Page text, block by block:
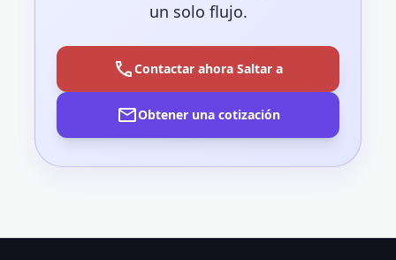
un solo flujo.
callContactar ahora Saltar a
mailObtener una cotización